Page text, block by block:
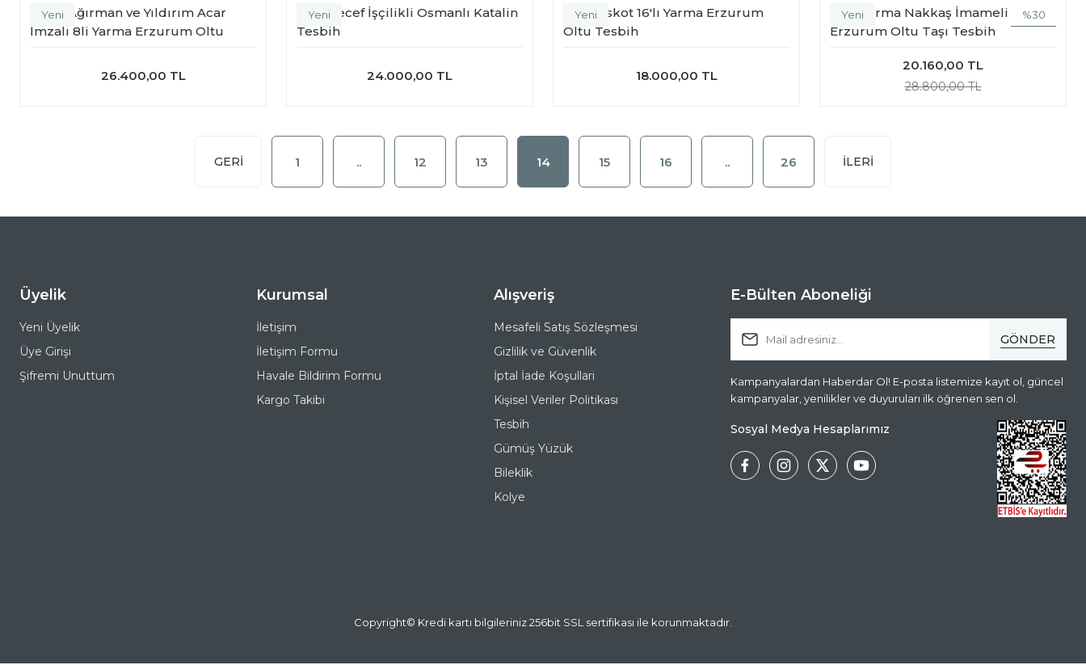
Yeni
Sinan Ağırman ve Yıldırım Acar
İmzalı 8li Yarma Erzurum Oltu
26.400,00 TL
Yeni
Eski Necef İşçilikli Osmanlı Katalin
Tesbih
24.000,00 TL
Yeni
Efe Maskot 16'lı Yarma Erzurum
Oltu Tesbih
18.000,00 TL
Yeni %30
10'lu Yarma Nakkaş İmameli
Erzurum Oltu Taşı Tesbih
20.160,00 TL
28.800,00 TL
1 .. 12 13 14 15 16 .. 26
Üyelik
Yeni Üyelik
Üye Girişi
Şifremi Unuttum
Kurumsal
İletişim
İletişim Formu
Havale Bildirim Formu
Kargo Takibi
Alışveriş
Mesafeli Satış Sözleşmesi
Gizlilik ve Güvenlik
İptal İade Koşullari
Kişisel Veriler Politikası
Tesbih
Gümüş Yüzük
Bileklik
Kolye
E-Bülten Aboneliği
GÖNDER
Kampanyalardan Haberdar Ol! E-posta listemize kayıt ol, güncel
kampanyalar, yenilikler ve duyuruları ilk öğrenen sen ol.
Sosyal Medya Hesaplarımız
Copyright© Kredi kartı bilgileriniz 256bit SSL sertifikası ile korunmaktadır.